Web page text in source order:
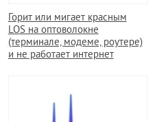
Горит или мигает красным
LOS на оптоволокне
(терминале, модеме, роутере)
и не работает интернет